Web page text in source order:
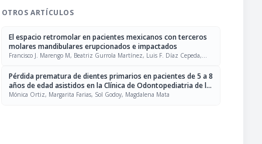
OTROS ARTÍCULOS
El espacio retromolar en pacientes mexicanos con terceros
molares mandibulares erupcionados e impactados
Francisco J. Marengo M, Beatriz Gurrola Martínez, Luis F. Díaz Cepeda,
Pérdida prematura de dientes primarios en pacientes de 5 a 8
años de edad asistidos en la Clínica de Odontopediatria de la
Universidad Gran Mariscal de Ayacucho, 2004-2005
Mónica Ortiz, Margarita Farias, Sol Godoy, Magdalena Mata